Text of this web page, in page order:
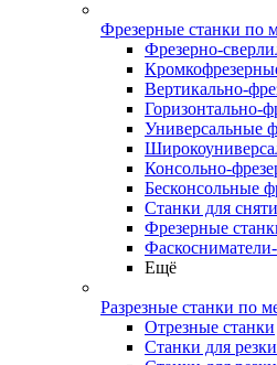
Фрезерные станки по
Фрезерно-
Вертикально-
Горизонтально-
Универсальные
Консольно-
Бесконсольные
Станки для
Фрезерные
Ещё
Разрезные станки по
Отрезные станки
Станки для